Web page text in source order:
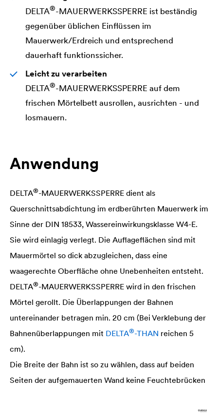
DELTA®-MAUERWERKSSPERRE ist beständig
gegenüber üblichen Einflüssen im
Mauerwerk/Erdreich und entsprechend
dauerhaft funktionssicher.
Leicht zu verarbeiten
DELTA®-MAUERWERKSSPERRE auf dem
frischen Mörtelbett ausrollen, ausrichten - und
losmauern.
Anwendung
DELTA®-MAUERWERKSSPERRE dient als
Querschnittsabdichtung im erdberührten Mauerwerk im
Sinne der DIN 18533, Wassereinwirkungsklasse W4-E.
Sie wird einlagig verlegt. Die Auflageflächen sind mit
Mauermörtel so dick abzugleichen, dass eine
waagerechte Oberfläche ohne Unebenheiten entsteht.
DELTA®-MAUERWERKSSPERRE wird in den frischen
Mörtel gerollt. Die Überlappungen der Bahnen
untereinander betragen min. 20 cm (Bei Verklebung der
Bahnenüberlappungen mit DELTA®-THAN reichen 5
cm).
Die Breite der Bahn ist so zu wählen, dass auf beiden
Seiten der aufgemauerten Wand keine Feuchtebrücken
fachgerechten Anschluss einer Bauwerksabdichtung an